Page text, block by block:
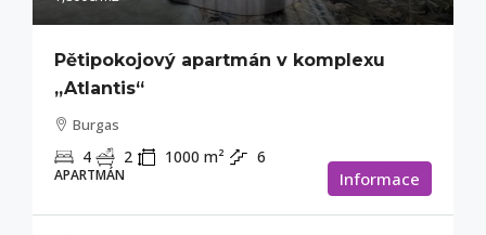
Pětipokojový apartmán v komplexu
„Atlantis“
Burgas
4 2 1000 m² 6
APARTMÁN Informace